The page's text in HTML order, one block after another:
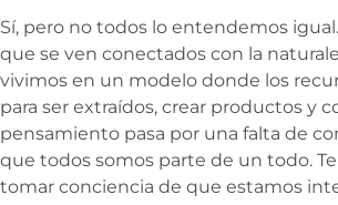
Sí, pero no todos lo entendemos
que se ven conectados con la
vivimos en un modelo donde los
para ser extraídos, crear productos y
pensamiento pasa por una falta de
que todos somos parte de un todo.
tomar conciencia de que estamos